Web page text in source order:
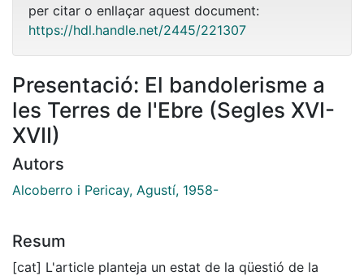
per citar o enllaçar aquest document:
https://hdl.handle.net/2445/221307
Presentació: El bandolerisme a
les Terres de l'Ebre (Segles XVI-
XVII)
Autors
Alcoberro i Pericay, Agustí, 1958-
Resum
[cat] L'article planteja un estat de la qüestió de la